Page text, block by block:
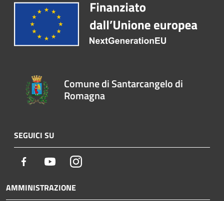
Comune di Santarcangelo di
Romagna
SEGUICI SU
Facebook YoutubeInstagram
AMMINISTRAZIONE